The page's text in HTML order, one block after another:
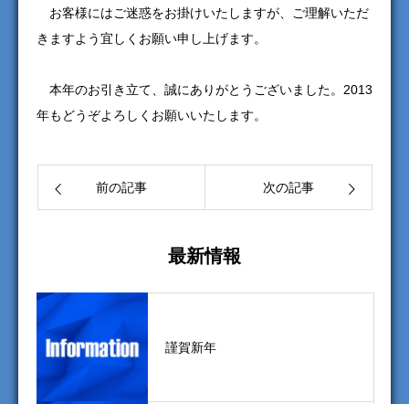
お客様にはご迷惑をお掛けいたしますが、ご理解いただ
きますよう宜しくお願い申し上げます。
本年のお引き立て、誠にありがとうございました。2013
年もどうぞよろしくお願いいたします。
前の記事 次の記事
最新情報
謹賀新年